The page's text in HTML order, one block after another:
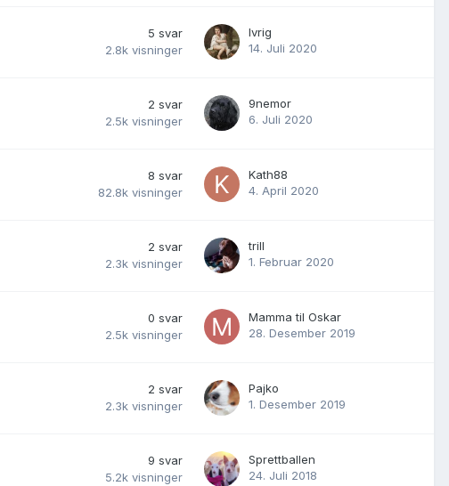
5 svar
2.8k visninger
Ivrig
14. Juli 2020
2 svar
2.5k visninger
9nemor
6. Juli 2020
8 svar
82.8k visninger
Kath88
4. April 2020
2 svar
2.3k visninger
trill
1. Februar 2020
0 svar
2.5k visninger
Mamma til Oskar
28. Desember 2019
2 svar
2.3k visninger
Pajko
1. Desember 2019
9 svar
5.2k visninger
Sprettballen
24. Juli 2018